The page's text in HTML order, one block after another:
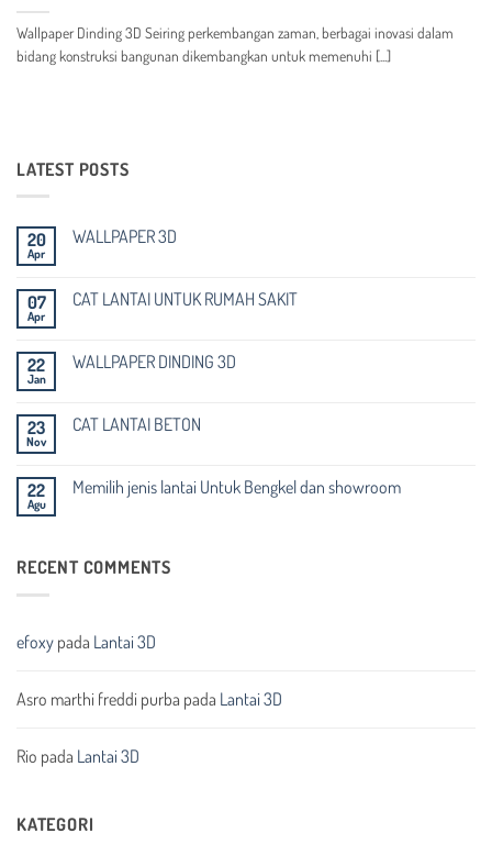
Wallpaper Dinding 3D Seiring perkembangan zaman, berbagai inovasi dalam
bidang konstruksi bangunan dikembangkan untuk memenuhi [...]
LATEST POSTS
20
Apr
WALLPAPER 3D
komentar
pada
07
Apr
CAT LANTAI UNTUK RUMAH SAKIT
komentar
pada
RUMAH
SAKIT
22
Jan
WALLPAPER DINDING 3D
komentar
pada
23
Nov
CAT LANTAI BETON
komentar
pada
22
Agu
Memilih jenis lantai Untuk Bengkel dan showroom
Memilih
dan
showroom
RECENT COMMENTS
efoxy pada Lantai 3D
Asro marthi freddi purba pada Lantai 3D
Rio pada Lantai 3D
KATEGORI